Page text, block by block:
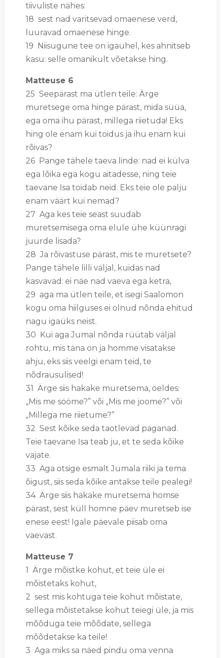
tiivuliste nähes:
18 sest nad varitsevad omaenese verd,
luuravad omaenese hinge.
19 Niisugune tee on igaühel, kes ahnitseb
kasu: selle omanikult võetakse hing.
Matteuse 6
25 Seepärast ma ütlen teile: Ärge
muretsege oma hinge pärast, mida süüa,
ega oma ihu pärast, millega riietuda! Eks
hing ole enam kui toidus ja ihu enam kui
rõivas?
26 Pange tähele taeva linde: nad ei külva
ega lõika ega kogu aitadesse, ning teie
taevane Isa toidab neid. Eks teie ole palju
enam väärt kui nemad?
27 Aga kes teie seast suudab
muretsemisega oma elule ühe küünragi
juurde lisada?
28 Ja rõivastuse pärast, mis te muretsete?
Pange tähele lilli väljal, kuidas nad
kasvavad: ei näe nad vaeva ega ketra,
29 aga ma ütlen teile, et isegi Saalomon
kogu oma hiilguses ei olnud nõnda ehitud
nagu igaüks neist.
30 Kui aga Jumal nõnda rüütab väljal
rohtu, mis täna on ja homme visatakse
ahju, eks siis veelgi enam teid, te
nõdrausulised!
31 Ärge siis hakake muretsema, öeldes:
„Mis me sööme?” või „Mis me joome?” või
„Millega me riietume?”
32 Sest kõike seda taotlevad paganad.
Teie taevane Isa teab ju, et te seda kõike
vajate.
33 Aga otsige esmalt Jumala riiki ja tema
õigust, siis seda kõike antakse teile pealegi!
34 Ärge siis hakake muretsema homse
pärast, sest küll homne päev muretseb ise
enese eest! Igale päevale piisab oma
vaevast.
Matteuse 7
1 Ärge mõistke kohut, et teie üle ei
mõistetaks kohut,
2 sest mis kohtuga teie kohut mõistate,
sellega mõistetakse kohut teiegi üle, ja mis
mõõduga teie mõõdate, sellega
mõõdetakse ka teile!
3 Aga miks sa näed pindu oma venna